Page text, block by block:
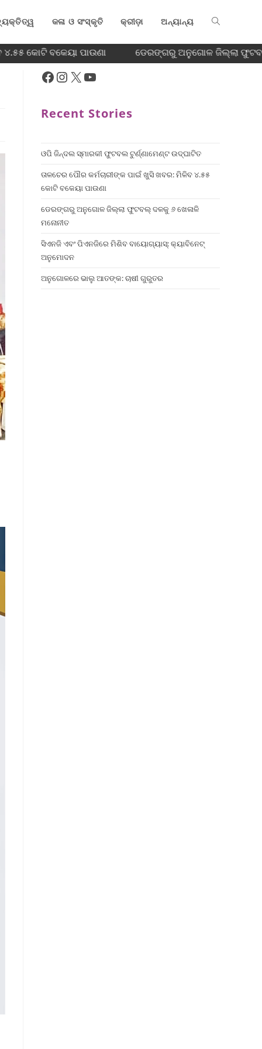
କଳା ଓ ସଂସ୍କୃତି କ୍ରୀଡ଼ା ଅନ୍ୟାନ୍ୟ
କୋଟି ବକେୟା ପାଉଣା ଡେରଙ୍ଗରୁ ଅନୁଗୋଳ ଜିଲ୍ଲା
Recent Stories
ଓପି ଜିନ୍ଦଲ ସ୍ମାରକୀ ଫୁଟବଲ ଟୁର୍ଣ୍ଣାମେଣ୍ଟ ଉଦ୍ଘାଟିତ
ତାଳଚେର ପୌର କର୍ମଚାରୀଙ୍କ ପାଇଁ ଖୁସି ଖବର: ମିଳିବ ୪.୫୫
କୋଟି ବକେୟା ପାଉଣା
ଡେରଙ୍ଗରୁ ଅନୁଗୋଳ ଜିଲ୍ଲା ଫୁଟବଲ୍ ଦଳକୁ ୬ ଖେଳାଳି
ମନୋନୀତ
ସିଏନଜି ଏବଂ ପିଏନଜିରେ ମିଶିବ ବାୟୋଗ୍ୟାସ୍: କ୍ୟାବିନେଟ୍
ଅନୁମୋଦନ
ଅନୁଗୋଳରେ ଭାଲୁ ଆତଙ୍କ: ଚାଷୀ ଗୁରୁତର